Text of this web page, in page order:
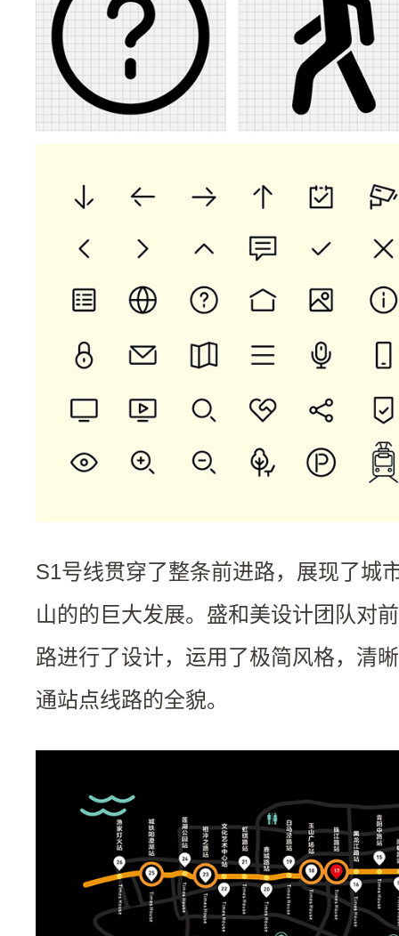
S1号线贯穿了整条前进路，展现了城
山的的巨大发展。盛和美设计团队对
路进行了设计，运用了极简风格，清
通站点线路的全貌。